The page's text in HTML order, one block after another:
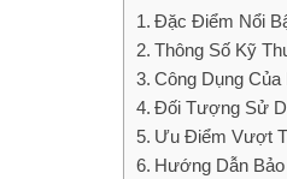
Đặc Điểm Nổi
Thông Số Kỹ
Công Dụng Của
Đối Tượng Sử
Ưu Điểm Vượt
Hướng Dẫn